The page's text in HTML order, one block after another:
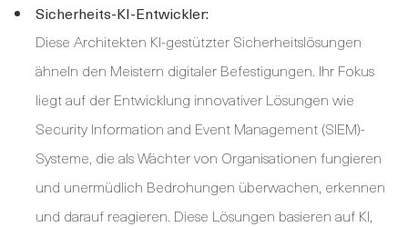
Sicherheits-KI-Entwickler:
Diese Architekten KI-gestützter Sicherheitslösungen
ähneln den Meistern digitaler Befestigungen. Ihr Fokus
liegt auf der Entwicklung innovativer Lösungen wie
Security Information and Event Management (SIEM)-
Systeme, die als Wächter von Organisationen fungieren
und unermüdlich Bedrohungen überwachen, erkennen
und darauf reagieren. Diese Lösungen basieren auf KI,